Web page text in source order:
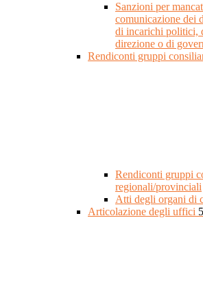
Sanzioni per
comunicazione dei
di incarichi politici,
direzione o di
Rendiconti gruppi
Rendiconti gruppi
regionali/provinciali
Atti degli organi di
Articolazione degli uffici 5